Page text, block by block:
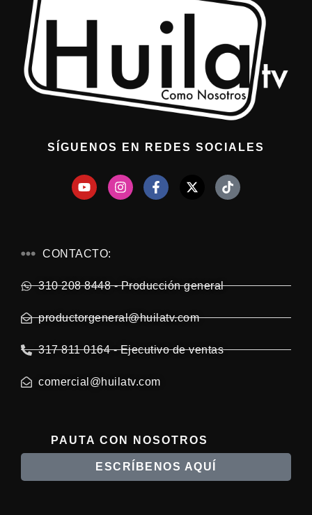
SÍGUENOS EN REDES SOCIALES
CONTACTO:
310 208 8448 - Producción general
productorgeneral@huilatv.com
317 811 0164 - Ejecutivo de ventas
comercial@huilatv.com
PAUTA CON NOSOTROS
ESCRÍBENOS AQUÍ